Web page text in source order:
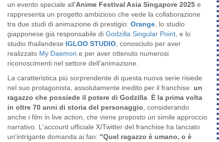
un evento speciale all'Anime Festival Asia Singapore 2025 e
rappresenta un progetto ambizioso che vede la collaborazione
tra due studi di animazione di prestigio: Orange , lo studio
giapponese già responsabile di Godzilla Singular Point , e lo
studio thailandese IGLOO STUDIO , conosciuto per aver
realizzato My Daemon e per aver ottenuto numerosi
riconoscimenti nel settore dell'animazione.
La caratteristica più sorprendente di questa nuova serie risiede
nel suo protagonista, assolutamente inedito per il franchise: un
ragazzo che possiede il potere di Godzilla È la prima volta
in oltre 70 anni di storia del personaggio , considerando
anche i film in live action, che viene proposto un simile approccio
narrativo. L'account ufficiale X/Twitter del franchise ha lanciato
un'intrigante domanda ai fan: "Quel ragazzo è umano, o è